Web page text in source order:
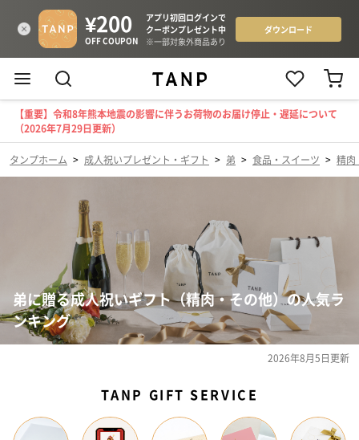
【重要】令和8年熊本地震の影響に伴うお荷物のお届け停止・遅延について
（2026年7月29日更新）
タンプホーム > 成人祝いプレゼント・ギフト > 弟 > 食品・スイーツ > 精肉
弟に贈る成人祝いギフト（精肉・その他）の人気ラ
ンキング
2026年8月5日更新
TANP GIFT SERVICE